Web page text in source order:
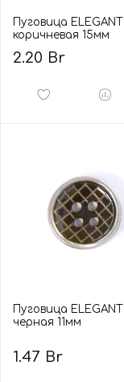
Пуговица
коричневая 15мм
2.20 Br
Пуговица
черная 11мм
1.47 Br